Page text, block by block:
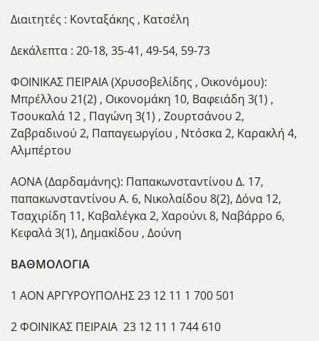
Διαιτητές : Κονταξάκης , Κατσέλη
Δεκάλεπτα : 20-18, 35-41, 49-54, 59-73
ΦΟΙΝΙΚΑΣ ΠΕΙΡΑΙΑ (Χρυσοβελίδης , Οικονόμου):
Μπρέλλου 21(2) , Οικονομάκη 10, Βαφειάδη 3(1) ,
Τσουκαλά 12 , Παγώνη 3(1) , Ζουρτσάνου 2,
Ζαβραδινού 2, Παπαγεωργίου , Ντόσκα 2, Καρακλή 4,
Αλμπέρτου
ΑΟΝΑ (Δαρδαμάνης): Παπακωνσταντίνου Δ. 17,
παπακωνσταντίνου Α. 6, Νικολαίδου 8(2), Δόνα 12,
Τσαχιρίδη 11, Καβαλέγκα 2, Χαρούνι 8, Ναβάρρο 6,
Κεφαλά 3(1), Δημακίδου , Δούνη
ΒΑΘΜΟΛΟΓΙΑ
1 ΑΟΝ ΑΡΓΥΡΟΥΠΟΛΗΣ 23 12 11 1 700 501
2 ΦΟΙΝΙΚΑΣ ΠΕΙΡΑΙΑ 23 12 11 1 744 610